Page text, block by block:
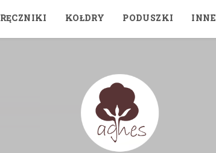
RĘCZNIKI KOŁDRY PODUSZKI INNE